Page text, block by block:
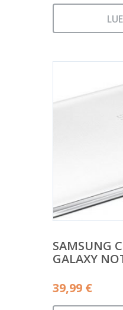
SAMSUNG
GALAXY
39,99 €